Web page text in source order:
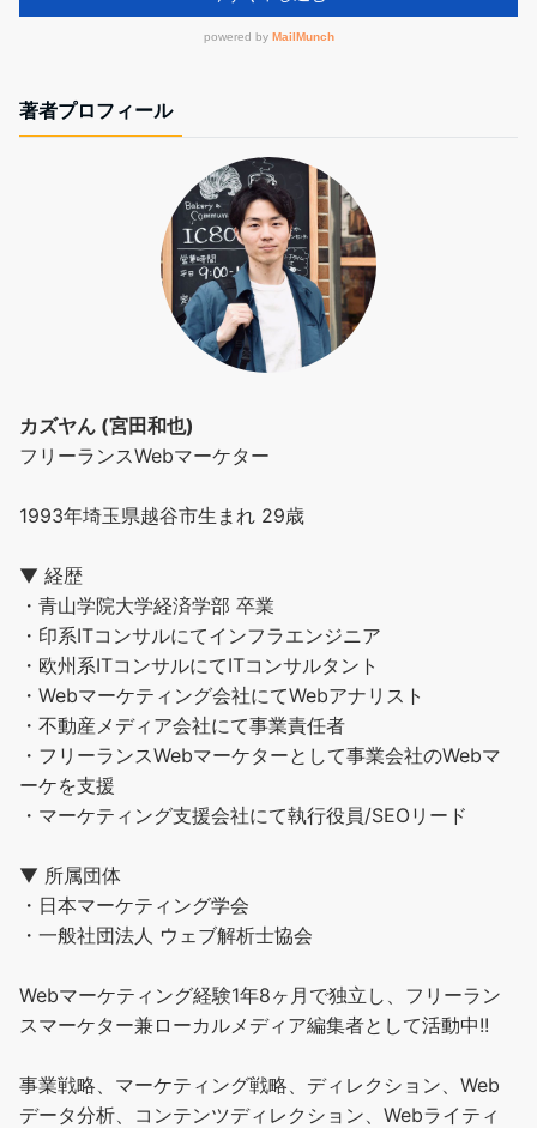
著者プロフィール
カズヤん (宮田和也)
フリーランスWebマーケター
1993年埼玉県越谷市生まれ 29歳
▼ 経歴
・青山学院大学経済学部 卒業
・印系ITコンサルにてインフラエンジニア
・欧州系ITコンサルにてITコンサルタント
・Webマーケティング会社にてWebアナリスト
・不動産メディア会社にて事業責任者
・フリーランスWebマーケターとして事業会社のWebマ
ーケを支援
・マーケティング支援会社にて執行役員/SEOリード
▼ 所属団体
・日本マーケティング学会
・一般社団法人 ウェブ解析士協会
Webマーケティング経験1年8ヶ月で独立し、フリーラン
スマーケター兼ローカルメディア編集者として活動中!!
事業戦略、マーケティング戦略、ディレクション、Web
データ分析、コンテンツディレクション、Webライティ